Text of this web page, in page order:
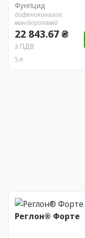
Фунгіцид
дифеноконазол,
мандіпропамід
22 843.67 ₴
з ПДВ
5 л
Реглон® Форте